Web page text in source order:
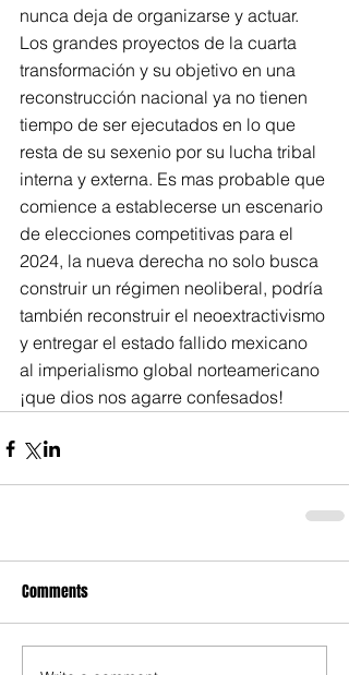
nunca deja de organizarse y actuar.
Los grandes proyectos de la cuarta
transformación y su objetivo en una
reconstrucción nacional ya no tienen
tiempo de ser ejecutados en lo que
resta de su sexenio por su lucha tribal
interna y externa. Es mas probable que
comience a establecerse un escenario
de elecciones competitivas para el
2024, la nueva derecha no solo busca
construir un régimen neoliberal, podría
también reconstruir el neoextractivismo
y entregar el estado fallido mexicano
al imperialismo global norteamericano
¡que dios nos agarre confesados!
Comments